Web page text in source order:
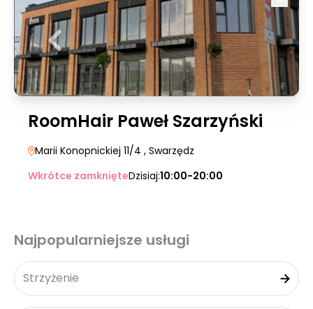
RoomHair Paweł Szarzyński
Marii Konopnickiej 11/4 , Swarzędz
Wkrótce zamknięteDzisiaj:10:00-20:00
Najpopularniejsze usługi
Strzyżenie